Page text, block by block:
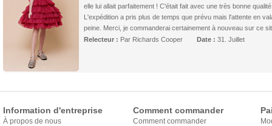
elle lui allait parfaitement ! C'était fait avec une très bonne
L'expédition a pris plus de temps que prévu mais l'attente en
peine. Merci, je commanderai certainement à nouveau sur ce
Relecteur : Par Richards Cooper Date : 31. Juillet
Information d'entreprise
À propos de nous
Comment commander
Comment commander